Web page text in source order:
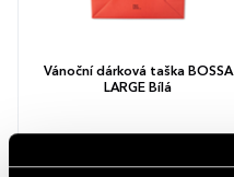
Vánoční dárková taška BOSSA
LARGE Bílá
17,37 - 24,72 Kč